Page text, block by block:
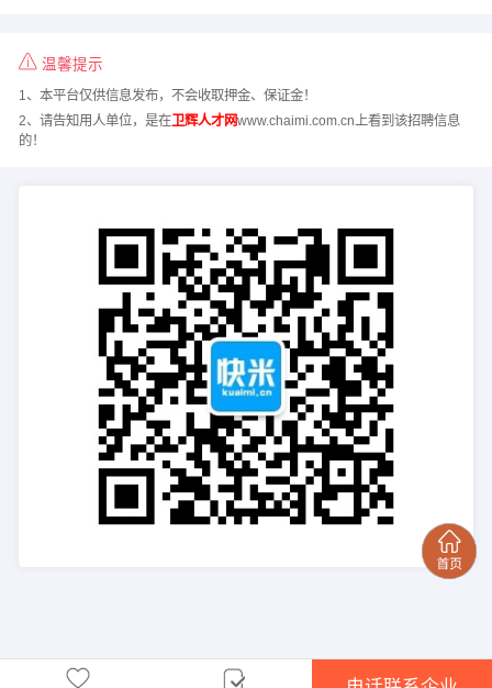
温馨提示
1、本平台仅供信息发布，不会收取押金、保证金！
2、请告知用人单位，是在卫辉人才网www.chaimi.com.cn上看到该招聘信息
的！